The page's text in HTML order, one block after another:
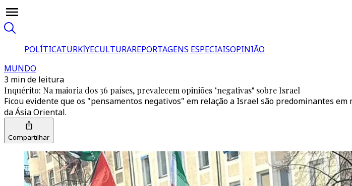
POLÍTICATÜRKİYECULTURAREPORTAGENS ESPECIAISOPINIÃO
MUNDO
3 min de leitura
Inquérito: Na maioria dos 36 países, prevalecem opiniões "negativas" sobre Israel
Ficou evidente que os "pensamentos negativos" em relação a Israel são predominantes
da Ásia Oriental.
Compartilhar